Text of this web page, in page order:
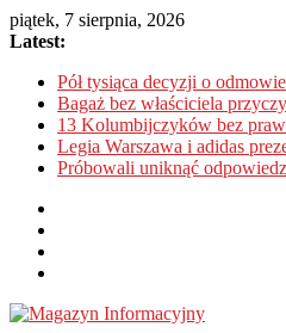
piątek, 7 sierpnia, 2026
Latest:
Pół tysiąca decyzji o
Bagaż bez właściciela
13 Kolumbijczyków bez
Legia Warszawa i adidas
Próbowali uniknąć